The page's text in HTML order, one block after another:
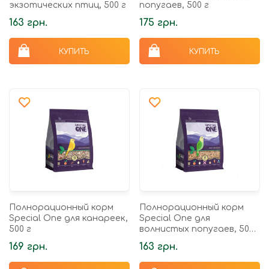
экзотических птиц, 500 г
163 грн.
КУПИТЬ
попугаев, 500 г
175 грн.
КУПИТЬ
Полнорационный корм
Speciаl One для канареек,
500 г
169 грн.
Полнорационный корм
Speciаl One для
волнистых попугаев, 500
г
163 грн.